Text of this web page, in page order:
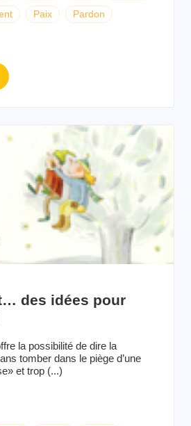
Paix Pardon
des idées pour
la possibilité de dire la
tomber dans le piège d’une
et trop (...)